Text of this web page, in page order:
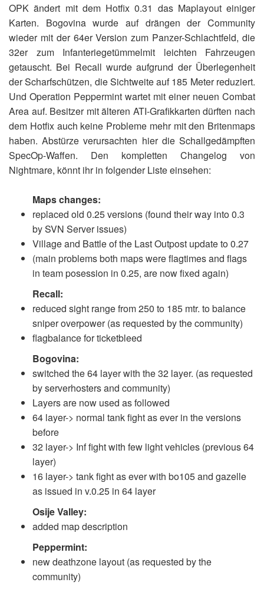
OPK ändert mit dem Hotfix 0.31 das Maplayout einiger
Karten. Bogovina wurde auf drängen der Community
wieder mit der 64er Version zum Panzer-Schlachtfeld, die
32er zum Infanteriegetümmelmit leichten Fahrzeugen
getauscht. Bei Recall wurde aufgrund der Überlegenheit
der Scharfschützen, die Sichtweite auf 185 Meter reduziert.
Und Operation Peppermint wartet mit einer neuen Combat
Area auf. Besitzer mit älteren ATI-Grafikkarten dürften nach
dem Hotfix auch keine Probleme mehr mit den Britenmaps
haben. Abstürze verursachten hier die Schallgedämpften
SpecOp-Waffen. Den kompletten Changelog von
Nightmare, könnt ihr in folgender Liste einsehen:
Maps changes:
replaced old 0.25 versions (found their way into 0.3
by SVN Server issues)
Village and Battle of the Last Outpost update to 0.27
(main problems both maps were flagtimes and flags
in team posession in 0.25, are now fixed again)
Recall:
reduced sight range from 250 to 185 mtr. to balance
sniper overpower (as requested by the community)
flagbalance for ticketbleed
Bogovina:
switched the 64 layer with the 32 layer. (as requested
by serverhosters and community)
Layers are now used as followed
64 layer-> normal tank fight as ever in the versions
before
32 layer-> Inf fight with few light vehicles (previous 64
layer)
16 layer-> tank fight as ever with bo105 and gazelle
as issued in v.0.25 in 64 layer
Osije Valley:
added map description
Peppermint:
new deathzone layout (as requested by the
community)